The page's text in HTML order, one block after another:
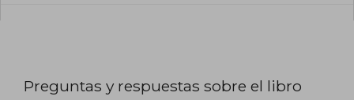
Preguntas y respuestas sobre el libro